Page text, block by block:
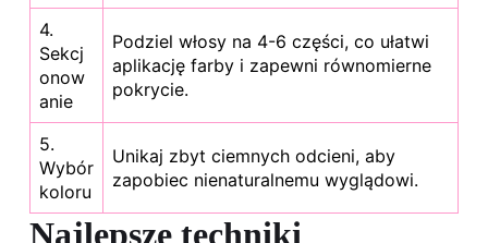
4.
Sekcj
onow
anie
Podziel włosy na 4-6 części, co ułatwi
aplikację farby i zapewni równomierne
pokrycie.
5.
Wybór
koloru
Unikaj zbyt ciemnych odcieni, aby
zapobiec nienaturalnemu wyglądowi.
Najlepsze techniki